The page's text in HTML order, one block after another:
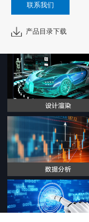
联系我们
产品目录下载